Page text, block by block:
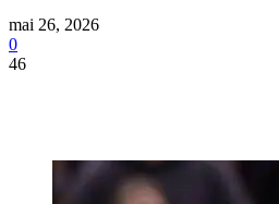
mai 26, 2026
0
46